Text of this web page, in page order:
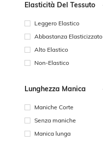
Elasticità Del Tessuto
Leggero Elastico
Abbastanza Elasticizzato
Alto Elastico
Non-Elastico
Lunghezza Manica
Maniche Corte
Senza maniche
Manica lunga